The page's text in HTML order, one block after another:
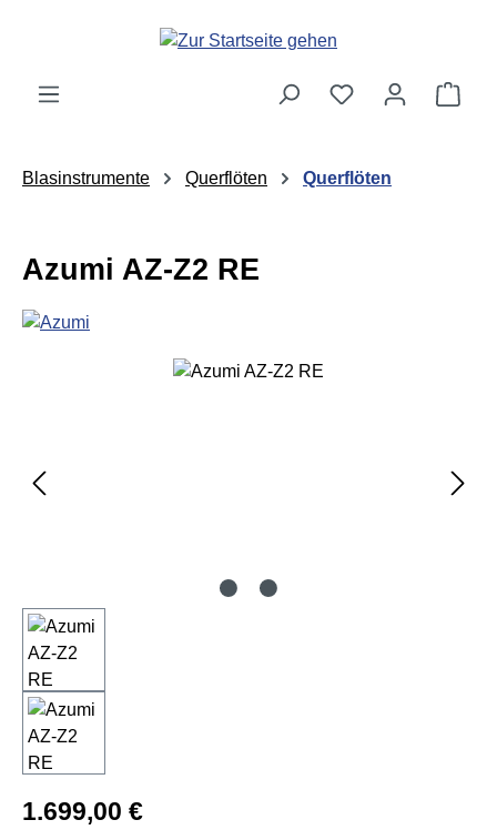
Zum Hauptinhalt springen
Blasinstrumente Querflöten Querflöten
Azumi AZ-Z2 RE
Bildergalerie überspringen
Regulärer Preis:
1.699,00 €